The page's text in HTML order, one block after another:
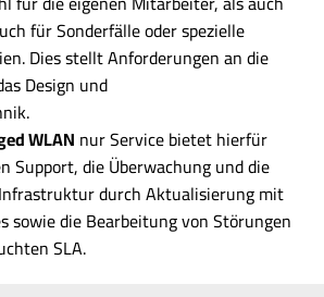
für Sonderfälle oder spezielle
Dies stellt Anforderungen an die
Design und
WLAN nur Service bietet hierfür
Support, die Überwachung und die
durch Aktualisierung mit
sowie die Bearbeitung von Störungen
SLA.